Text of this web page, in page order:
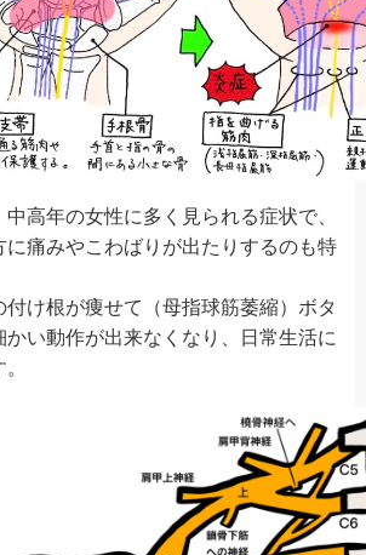
高年の女性に多く見られる症状で、
に痛みやこわばりが出たりするのも特
け根が痩せて（母指球筋萎縮）ボタ
かい動作が出来なくなり、日常生活に